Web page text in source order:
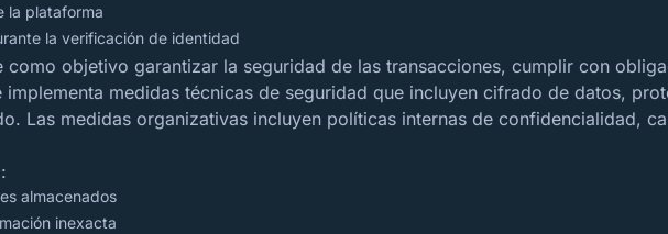
la plataforma
la verificación de identidad
como objetivo garantizar la seguridad de las transacciones, cumplir con
implementa medidas técnicas de seguridad que incluyen cifrado de datos,
Las medidas organizativas incluyen políticas internas de confidencialidad,
almacenados
inexacta